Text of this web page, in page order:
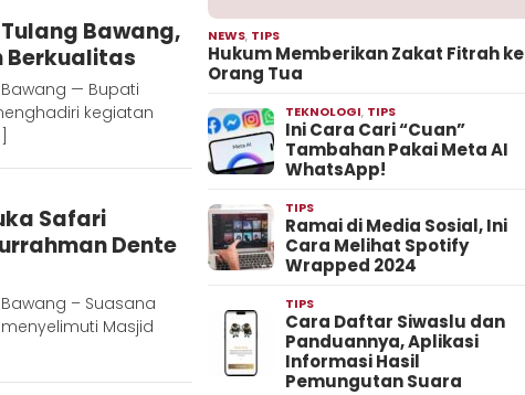
Bawang,
Berkualitas
— Bupati
kegiatan
Safari
Dente
– Suasana
Masjid
NEWS, TIPS
Hukum Memberikan Zakat Fitrah ke
Orang Tua
TEKNOLOGI, TIPS
Ini Cara Cari “Cuan”
Tambahan Pakai Meta AI
WhatsApp!
TIPS
Ramai di Media Sosial, Ini
Cara Melihat Spotify
Wrapped 2024
TIPS
Cara Daftar Siwaslu dan
Panduannya, Aplikasi
Informasi Hasil
Pemungutan Suara